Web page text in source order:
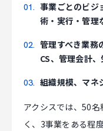
事業ごとのビジ
術・実行・管理
管理すべき業務
CS、管理会計
組織規模、マネ
アクシスでは、50
く、3事業をある程